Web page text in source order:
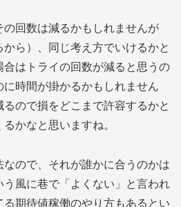
回数は減るかもしれませんが
から）、同じ考え方でいけるかと
合はトライの回数が減ると思うの
時間が掛かるかもしれません
ので損をどこまで許容するかと
かなと思いますね。
ので、それが誰かに合うのかは
風に巷で「よくない」と言われ
期待値稼働のやり方もあるとい